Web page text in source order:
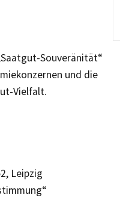
Souveränität“
und die
Vielfalt.
Leipzig